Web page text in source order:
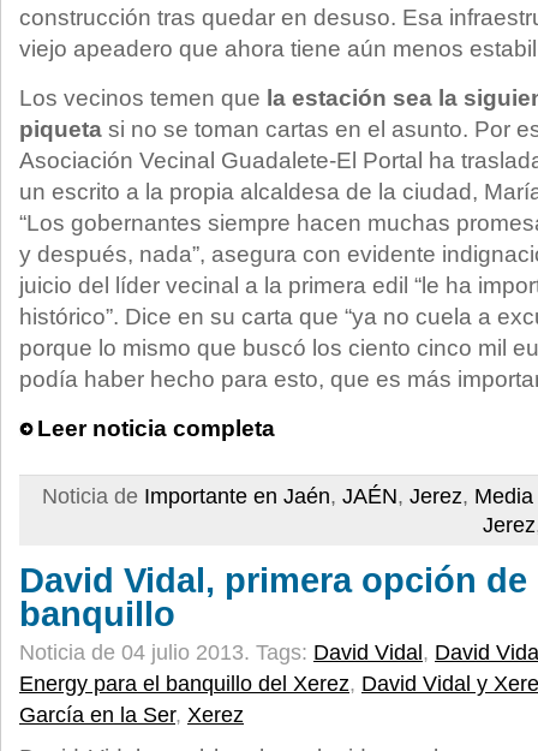
construcción tras quedar en desuso. Esa
viejo apeadero que ahora tiene aún menos
Los vecinos temen que la estación sea la
piqueta si no se toman cartas en el asunto. Por
Asociación Vecinal Guadalete-El Portal ha
un escrito a la propia alcaldesa de la ciudad,
“Los gobernantes siempre hacen muchas
y después, nada”, asegura con evidente
juicio del líder vecinal a la primera edil “le ha
histórico”. Dice en su carta que “ya no cuela a
porque lo mismo que buscó los ciento cinco mil
podía haber hecho para esto, que es más
Leer noticia completa
Noticia de Importante en Jaén, JAÉN, Jerez,
Jerez
David Vidal, primera opción de
banquillo
Noticia de 04 julio 2013. Tags: David Vidal, David
Energy para el banquillo del Xerez, David Vidal y
García en la Ser, Xerez